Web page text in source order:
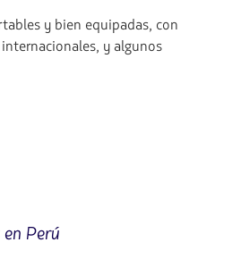
y bien equipadas, con
y algunos
Perú